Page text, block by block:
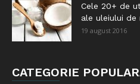
Cele 20+ de
ale uleiului de
19 august 2016
CATEGORIE